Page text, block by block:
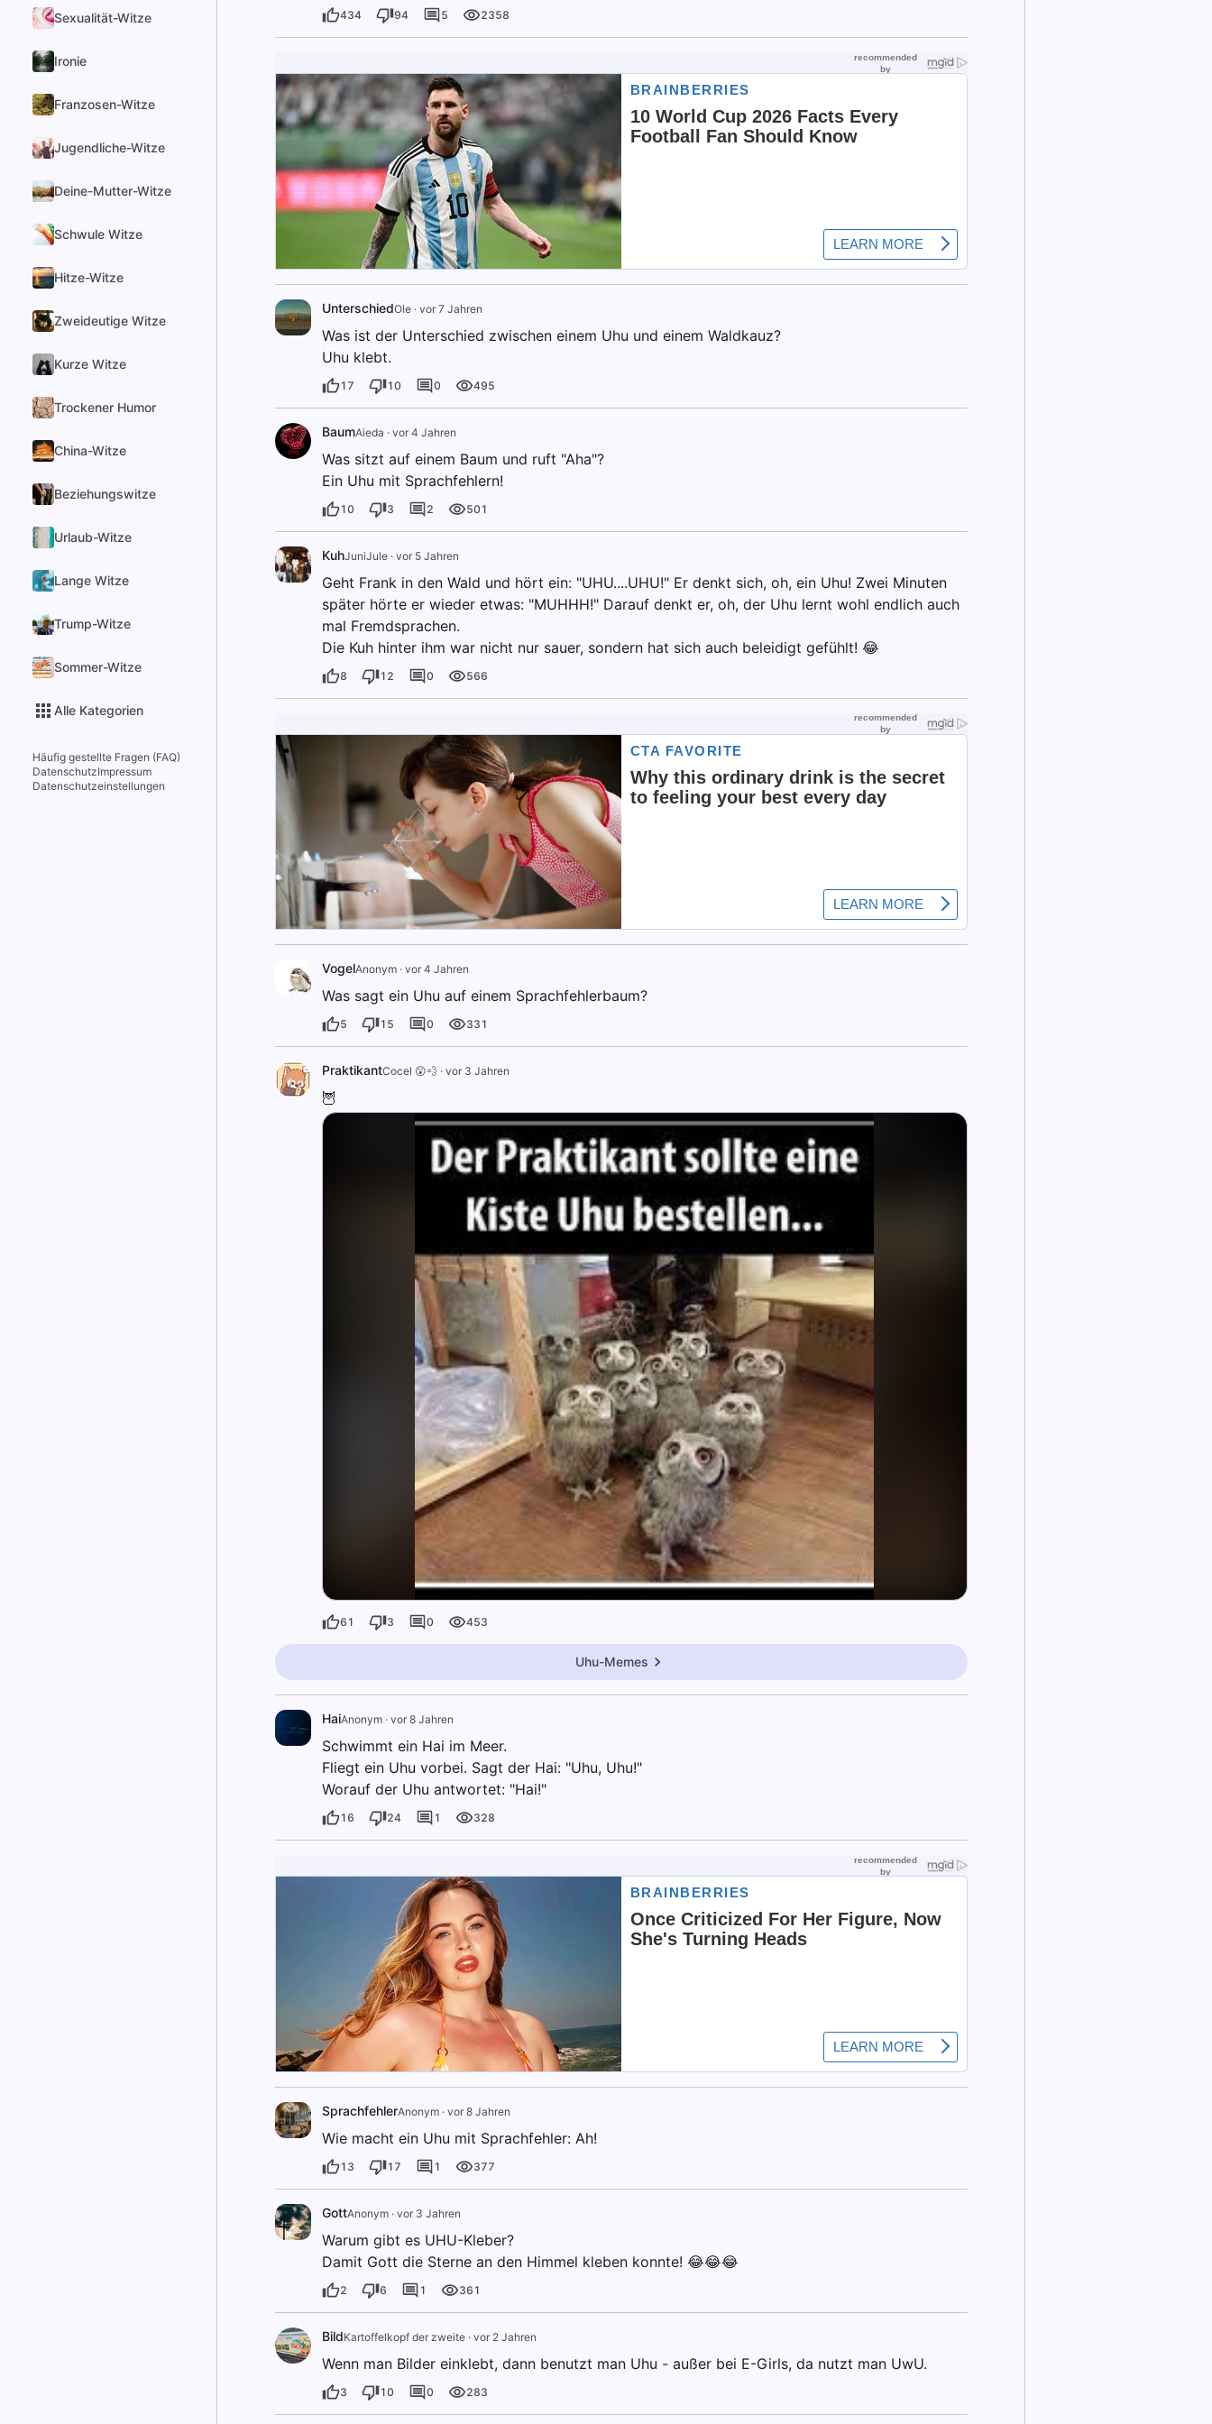
Sexualität-Witze
Ironie
Franzosen-Witze
Jugendliche-Witze
Deine-Mutter-Witze
Schwule Witze
Hitze-Witze
Zweideutige Witze
Kurze Witze
Trockener Humor
China-Witze
Beziehungswitze
Urlaub-Witze
Lange Witze
Trump-Witze
Sommer-Witze
Alle Kategorien
Häufig gestellte Fragen (FAQ)
DatenschutzImpressum
Datenschutzeinstellungen
434 94 5 2358
UnterschiedOle· vor 7 Jahren
Was ist der Unterschied zwischen einem Uhu und einem Waldkauz?
Uhu klebt.
17 10 0 495
BaumAieda · vor 4 Jahren
Was sitzt auf einem Baum und ruft "Aha"?
Ein Uhu mit Sprachfehlern!
10 3 2 501
KuhJuniJule· vor 5 Jahren
Geht Frank in den Wald und hört ein: "UHU....UHU!" Er denkt sich, oh, ein Uhu! Zwei Minuten
später hörte er wieder etwas: "MUHHH!" Darauf denkt er, oh, der Uhu lernt wohl endlich auch
mal Fremdsprachen.
Die Kuh hinter ihm war nicht nur sauer, sondern hat sich auch beleidigt gefühlt! 😂
8 12 0 566
VogelAnonym· vor 4 Jahren
Was sagt ein Uhu auf einem Sprachfehlerbaum?
5 15 0 331
PraktikantCocel 😮💨· vor 3 Jahren
🦉
61 3 0 453
Uhu-Memes
HaiAnonym· vor 8 Jahren
Schwimmt ein Hai im Meer.
Fliegt ein Uhu vorbei. Sagt der Hai: "Uhu, Uhu!"
Worauf der Uhu antwortet: "Hai!"
16 24 1 328
SprachfehlerAnonym· vor 8 Jahren
Wie macht ein Uhu mit Sprachfehler: Ah!
13 17 1 377
GottAnonym· vor 3 Jahren
Warum gibt es UHU-Kleber?
Damit Gott die Sterne an den Himmel kleben konnte! 😂😂😂
2 6 1 361
BildKartoffelkopf der zweite· vor 2 Jahren
Wenn man Bilder einklebt, dann benutzt man Uhu - außer bei E-Girls, da nutzt man UwU.
3 10 0 283